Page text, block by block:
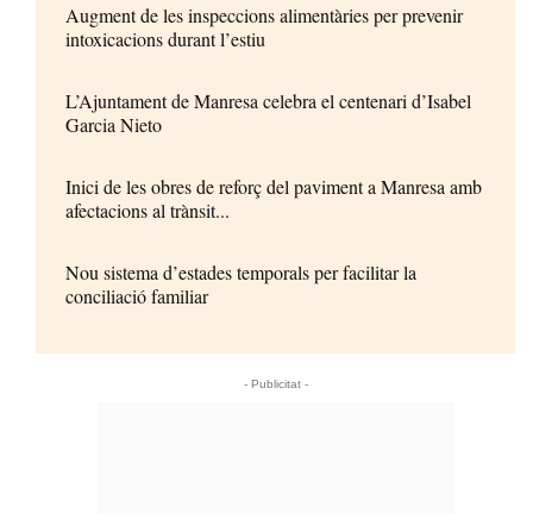
Augment de les inspeccions alimentàries per prevenir
intoxicacions durant l’estiu
L’Ajuntament de Manresa celebra el centenari d’Isabel
Garcia Nieto
Inici de les obres de reforç del paviment a Manresa amb
afectacions al trànsit...
Nou sistema d’estades temporals per facilitar la
conciliació familiar
- Publicitat -